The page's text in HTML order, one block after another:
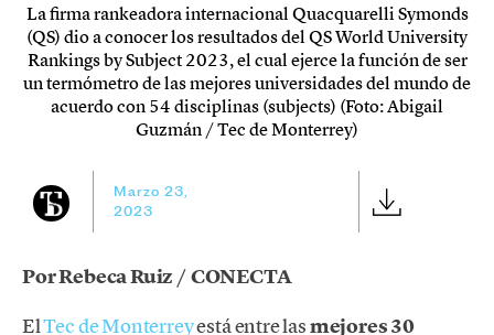
La firma rankeadora internacional Quacquarelli Symonds
(QS) dio a conocer los resultados del QS World University
Rankings by Subject 2023, el cual ejerce la función de ser
un termómetro de las mejores universidades del mundo de
acuerdo con 54 disciplinas (subjects) (Foto: Abigail
Guzmán / Tec de Monterrey)
Marzo 23,
2023
Por Rebeca Ruiz / CONECTA
ElTec de Monterreyestá entre lasmejores 30